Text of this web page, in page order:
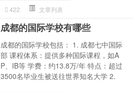
422 文章列表
成都的国际学校有哪些
成都的国际学校包括： 1. 成都七中国际
部 课程体系：提供多种国际课程，如A
P、IB等 学费：约13.8万/年 特点：超过
3500名毕业生被送往世界知名大学 2.